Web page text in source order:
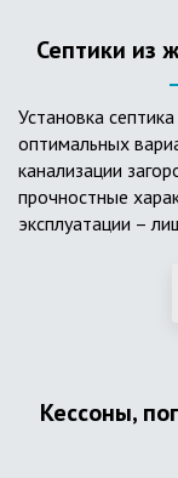
Септики из
Установка
оптимальных
канализации
прочностные
эксплуатации –
Он независим от
применении, и
достоинства
септика из
Кессоны,